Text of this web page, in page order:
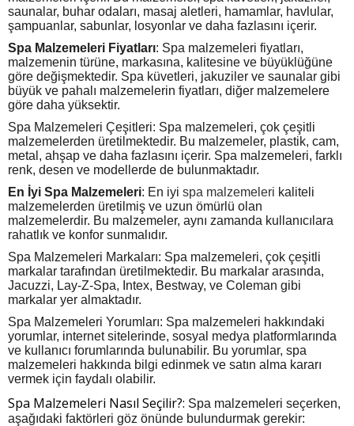
saunalar, buhar odaları, masaj aletleri, hamamlar, havlular,
şampuanlar, sabunlar, losyonlar ve daha fazlasını içerir.
Spa Malzemeleri Fiyatları: Spa malzemeleri fiyatları,
malzemenin türüne, markasına, kalitesine ve büyüklüğüne
göre değişmektedir. Spa küvetleri, jakuziler ve saunalar gibi
büyük ve pahalı malzemelerin fiyatları, diğer malzemelere
göre daha yüksektir.
Spa Malzemeleri Çeşitleri: Spa malzemeleri, çok çeşitli
malzemelerden üretilmektedir. Bu malzemeler, plastik, cam,
metal, ahşap ve daha fazlasını içerir. Spa malzemeleri, farklı
renk, desen ve modellerde de bulunmaktadır.
En İyi Spa Malzemeleri: En iyi spa malzemeleri kaliteli
malzemelerden üretilmiş ve uzun ömürlü olan
malzemelerdir. Bu malzemeler, aynı zamanda kullanıcılara
rahatlık ve konfor sunmalıdır.
Spa Malzemeleri Markaları: Spa malzemeleri, çok çeşitli
markalar tarafından üretilmektedir. Bu markalar arasında,
Jacuzzi, Lay-Z-Spa, Intex, Bestway, ve Coleman gibi
markalar yer almaktadır.
Spa Malzemeleri Yorumları: Spa malzemeleri hakkındaki
yorumlar, internet sitelerinde, sosyal medya platformlarında
ve kullanıcı forumlarında bulunabilir. Bu yorumlar, spa
malzemeleri hakkında bilgi edinmek ve satın alma kararı
vermek için faydalı olabilir.
Spa Malzemeleri Nasıl Seçilir?: Spa malzemeleri seçerken,
aşağıdaki faktörleri göz önünde bulundurmak gerekir: